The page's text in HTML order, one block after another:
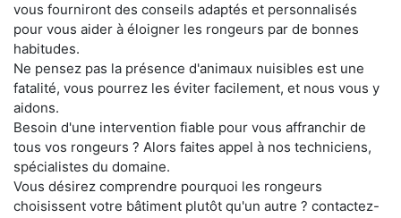
vous fourniront des conseils adaptés et personnalisés
pour vous aider à éloigner les rongeurs par de bonnes
habitudes.
Ne pensez pas la présence d'animaux nuisibles est une
fatalité, vous pourrez les éviter facilement, et nous vous y
aidons.
Besoin d'une intervention fiable pour vous affranchir de
tous vos rongeurs ? Alors faites appel à nos techniciens,
spécialistes du domaine.
Vous désirez comprendre pourquoi les rongeurs
choisissent votre bâtiment plutôt qu'un autre ? contactez-